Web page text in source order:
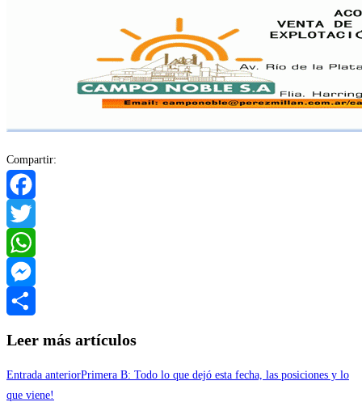
Compartir:
Facebook
Twitter
WhatsApp
Messenger
Leer más artículos
Entrada anteriorPrimera B: Todo lo que dejó esta fecha, las posiciones y lo
que viene!